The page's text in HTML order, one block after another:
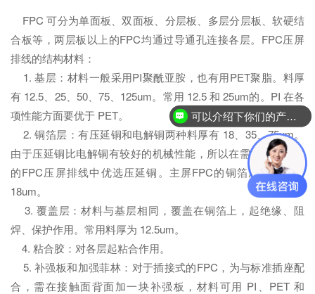
FPC 可分为单面板、双面板、分层板、多层分层板、软硬结
合板等，两层板以上的FPC均通过导通孔连接各层。FPC压屏
排线的结构材料：
1. 基层：材料一般采用PI聚酰亚胺，也有用PET聚脂。料厚
有 12.5、25、50、75、125um。常用 12.5 和 25um的。PI 在各
项性能方面要优于 PET。
2. 铜箔层：有压延铜和电解铜两种料厚有 18、35、75um。
由于压延铜比电解铜有较好的机械性能，所以在需要经常弯曲
的FPC压屏排线中优选压延铜。主屏FPC的铜箔厚度一般为
18um。
3. 覆盖层：材料与基层相同，覆盖在铜箔上，起绝缘、阻
焊、保护作用。常用料厚为 12.5um。
4. 粘合胶：对各层起粘合作用。
5. 补强板和加强菲林：对于插接式的FPC，为与标准插座配
合，需在接触面背面加一块补强板，材料可用 PI、PET 和
可以介绍下你们的产品么？